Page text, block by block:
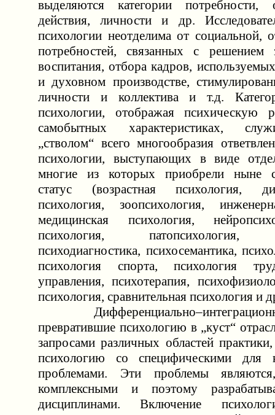
выделяются категории потребности,
действия, личности и др.
психологии неотделима от социальной,
потребностей, связанных с решением
воспитания, отбора кадров,
и духовном производстве,
личности и коллектива и т.д.
психологии, отображая психическую
самобытных характеристиках,
„стволом“ всего многообразия
психологии, выступающих в виде
многие из которых приобрели ныне
статус (возрастная психология,
психология, зоопсихология,
медицинская психология,
психология, патопсихология,
психодиагностика, психосемантика,
психология спорта, психология
управления, психотерапия,
психология, сравнительная психология и
превратившие психологию в „куст“
запросами различных областей
психологию со специфическими
проблемами. Эти проблемы
комплексными и поэтому
дисциплинами. Включение